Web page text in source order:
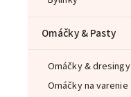
Omáčky & Pasty
Omáčky & dresingy
Omáčky na varenie